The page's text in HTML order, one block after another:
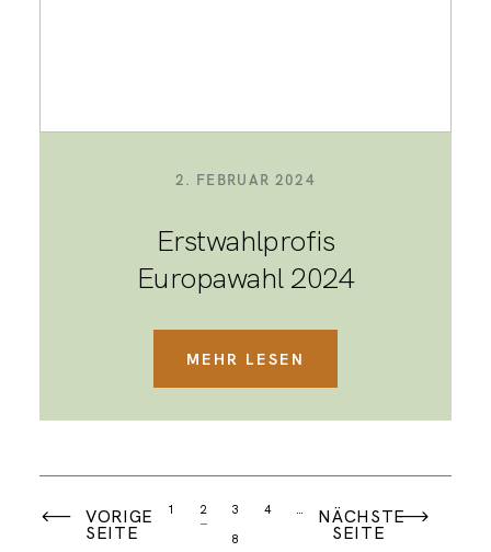
2. FEBRUAR 2024
Erstwahlprofis
Europawahl 2024
MEHR LESEN
VORIGE
SEITE
1 2 3 4
…
8
NÄCHSTE
SEITE